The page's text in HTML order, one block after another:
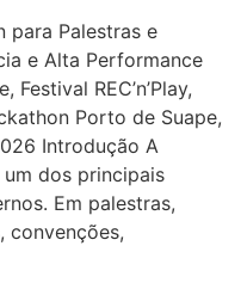
para Palestras e
e Alta Performance
REC’n’Play,
Porto de Suape,
Introdução A
dos principais
Em palestras,
convenções,